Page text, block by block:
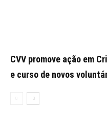
CVV promove ação em
e curso de novos